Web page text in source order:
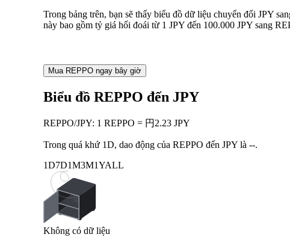
Trong bảng trên, bạn sẽ thấy biểu đồ dữ liệu chuyển đổi JPY
này bao gồm tỷ giá hối đoái từ 1 JPY đến 100.000 JPY sang
Mua REPPO ngay bây giờ
Biểu đồ REPPO đến JPY
REPPO/JPY: 1 REPPO = 円2.23 JPY
Trong quá khứ 1D, dao động của REPPO đến JPY là --.
1D7D1M3M1YALL
Không có dữ liệu